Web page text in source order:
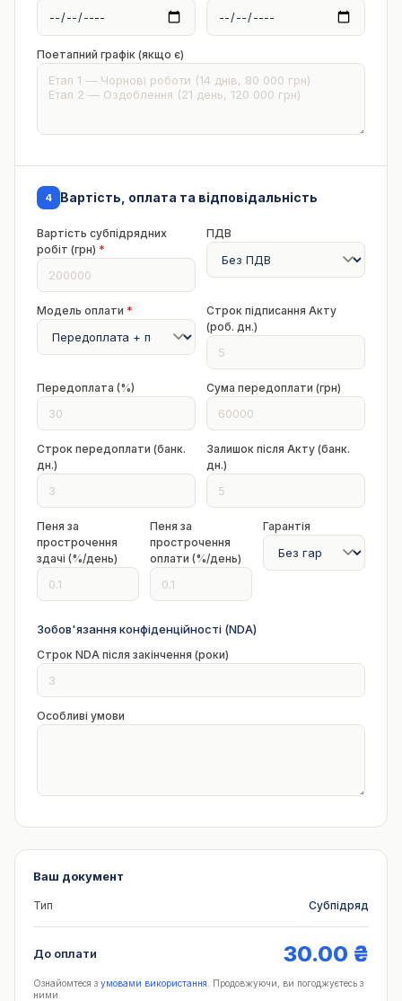
Поетапний графік (якщо є)
4 Вартість, оплата та відповідальність
Вартість субпідрядних
робіт (грн) *
ПДВ
Модель оплати *
Строк підписання Акту
(роб. дн.)
Передоплата (%) Сума передоплати (грн)
Строк передоплати (банк.
дн.)
Залишок після Акту (банк.
дн.)
Пеня за
прострочення
здачі (%/день)
Пеня за
прострочення
оплати (%/день)
Гарантія
Зобов'язання конфіденційності (NDA)
Строк NDA після закінчення (роки)
Особливі умови
Ваш документ
Тип Субпідряд
До оплати 30.00 ₴
Ознайомтеся з умовами використання . Продовжуючи, ви погоджуєтесь з
ними.